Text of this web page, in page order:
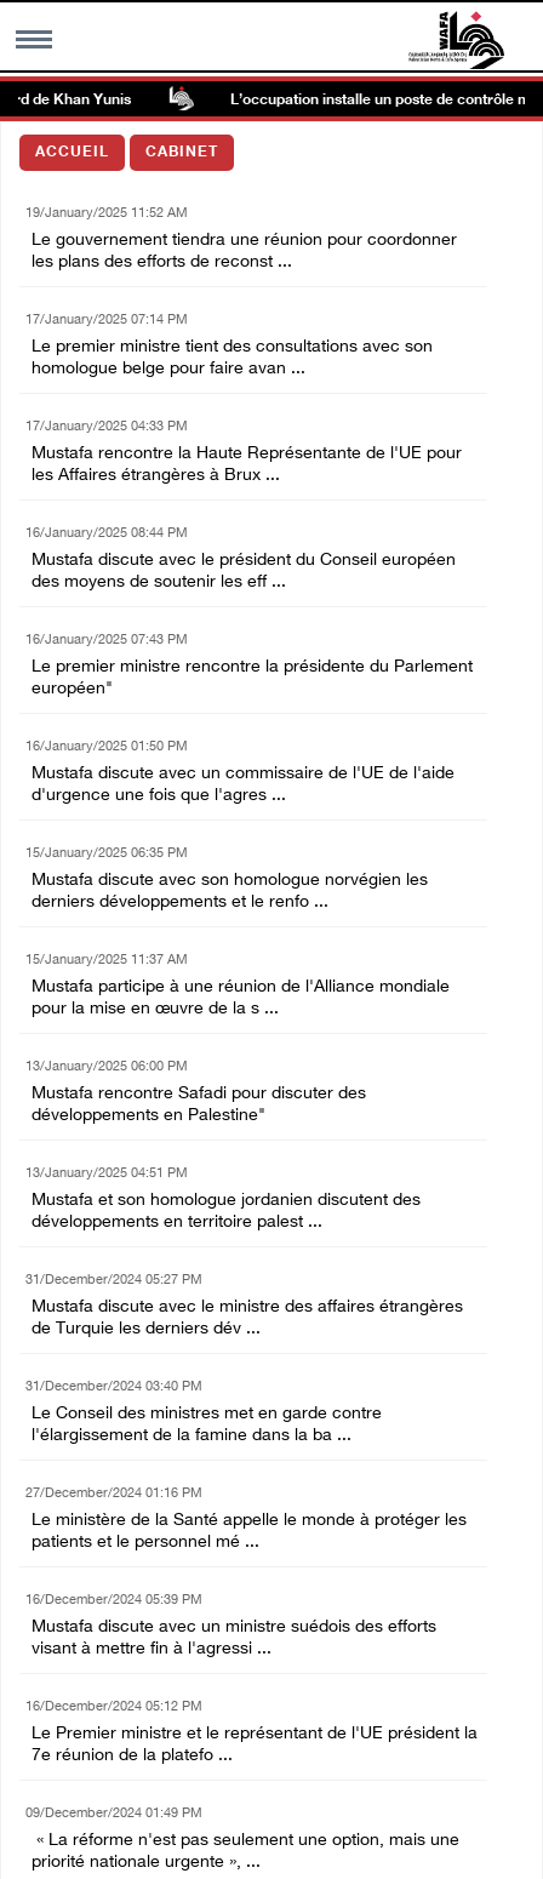
MENU
Centre palestinien
English
de Khan Yunis L’occupation installe un poste de contrôle
ACCUEIL CABINET
19/January/2025 11:52 AM
Le gouvernement tiendra une réunion pour coordonner
les plans des efforts de reconst ...
17/January/2025 07:14 PM
Le premier ministre tient des consultations avec son
homologue belge pour faire avan ...
17/January/2025 04:33 PM
Mustafa rencontre la Haute Représentante de l'UE pour
les Affaires étrangères à Brux ...
16/January/2025 08:44 PM
Mustafa discute avec le président du Conseil européen
des moyens de soutenir les eff ...
16/January/2025 07:43 PM
Le premier ministre rencontre la présidente du Parlement
européen"
16/January/2025 01:50 PM
Mustafa discute avec un commissaire de l'UE de l'aide
d'urgence une fois que l'agres ...
15/January/2025 06:35 PM
Mustafa discute avec son homologue norvégien les
derniers développements et le renfo ...
15/January/2025 11:37 AM
Mustafa participe à une réunion de l'Alliance mondiale
pour la mise en œuvre de la s ...
13/January/2025 06:00 PM
Mustafa rencontre Safadi pour discuter des
développements en Palestine"
13/January/2025 04:51 PM
Mustafa et son homologue jordanien discutent des
développements en territoire palest ...
31/December/2024 05:27 PM
Mustafa discute avec le ministre des affaires étrangères
de Turquie les derniers dév ...
31/December/2024 03:40 PM
Le Conseil des ministres met en garde contre
l'élargissement de la famine dans la ba ...
27/December/2024 01:16 PM
Le ministère de la Santé appelle le monde à protéger les
patients et le personnel mé ...
16/December/2024 05:39 PM
Mustafa discute avec un ministre suédois des efforts
visant à mettre fin à l'agressi ...
16/December/2024 05:12 PM
Le Premier ministre et le représentant de l'UE président la
7e réunion de la platefo ...
09/December/2024 01:49 PM
« La réforme n'est pas seulement une option, mais une
priorité nationale urgente », ...